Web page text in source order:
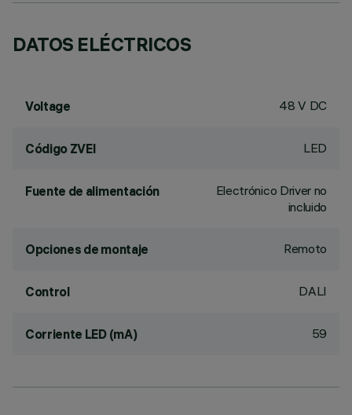
DATOS ELÉCTRICOS
Voltage 48 V DC
Código ZVEI LED
Fuente de alimentación
Electrónico Driver no
incluido
Opciones de montaje Remoto
Control DALI
Corriente LED (mA) 59